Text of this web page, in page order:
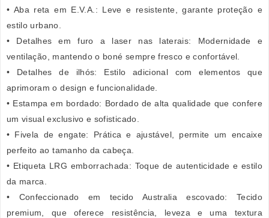
• Aba reta em E.V.A.: Leve e resistente, garante proteção e
estilo urbano.
• Detalhes em furo a laser nas laterais: Modernidade e
ventilação, mantendo o boné sempre fresco e confortável.
• Detalhes de ilhós: Estilo adicional com elementos que
aprimoram o design e funcionalidade.
• Estampa em bordado: Bordado de alta qualidade que confere
um visual exclusivo e sofisticado.
• Fivela de engate: Prática e ajustável, permite um encaixe
perfeito ao tamanho da cabeça.
• Etiqueta LRG emborrachada: Toque de autenticidade e estilo
da marca.
• Confeccionado em tecido Australia escovado: Tecido
premium, que oferece resistência, leveza e uma textura